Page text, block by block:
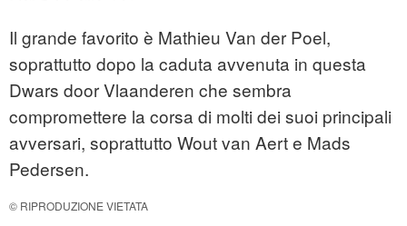
Il grande favorito è Mathieu Van der Poel,
soprattutto dopo la caduta avvenuta in questa
Dwars door Vlaanderen che sembra
compromettere la corsa di molti dei suoi principali
avversari, soprattutto Wout van Aert e Mads
Pedersen.
© RIPRODUZIONE VIETATA